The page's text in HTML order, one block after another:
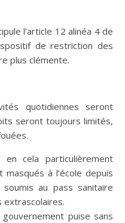
l’article 12 alinéa 4 de
de restriction des
plus clémente.
quotidiennes seront
seront toujours limités,
cela particulièrement
à l’école depuis
au pass sanitaire
extrascolaires.
puise sans